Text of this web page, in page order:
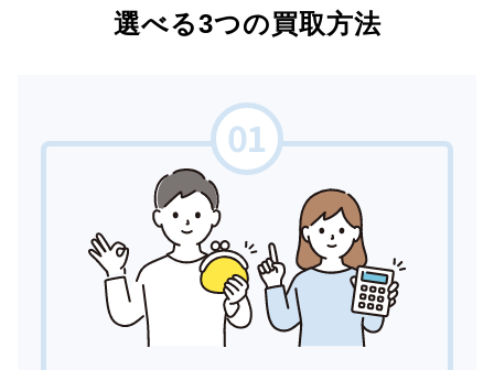
選べる3つの買取方法